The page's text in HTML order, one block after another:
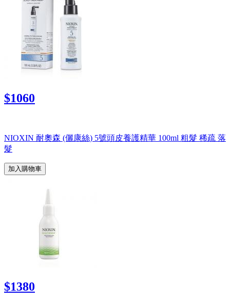
$1060
NIOXIN 耐奧森 (儷康絲) 5號頭皮養護精華 100ml 粗髮 稀疏 落
髮
加入購物車
$1380